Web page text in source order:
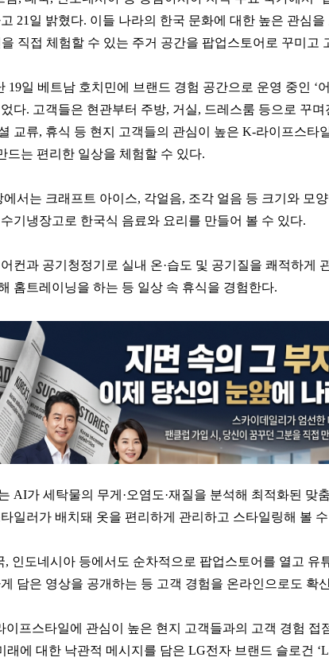
21일 밝혔다. 이들 나라의 한국 문화에 대한 높은 관심
직접 체험할 수 있는 주거 공간을 팝업스토어로 꾸미고
19일 베트남 호치민에 브랜드 경험 공간으로 운영 중인 ‘
다. 고객들은 현관부터 주방, 거실, 드레스룸 등으로 꾸며
교류, 휴식 등 현지 고객들의 관심이 높은 K-라이프스타
드는 편리한 일상을 체험할 수 있다.
서는 크래프트 아이스, 각얼음, 조각 얼음 등 크기와 모양
기냉장고로 한국식 음료와 요리를 만들어 볼 수 있다.
컨과 공기청정기로 실내 온·습도 및 공기질을 쾌적하게
홈트레이닝을 하는 등 일상 속 휴식을 경험한다.
AI가 세탁물의 무게·오염도·재질을 분석해 최적화된 맞
일러가 배치돼 옷을 편리하게 관리하고 스타일링해 볼
, 인도네시아 등에서도 순차적으로 팝업스토어를 열고 유
담은 영상을 공개하는 등 고객 경험을 온라인으로도 확
이프스타일에 관심이 높은 현지 고객들과의 고객 경험 접
래에 대한 낙관적 메시지를 담은 LG전자 브랜드 슬로건